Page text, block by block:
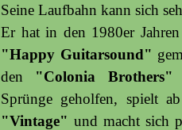
Seine Laufbahn kann sich
Er hat in den 1980er
"Happy Guitarsound"
den "Colonia Brothers"
Sprünge geholfen, spielt
"Vintage" und macht sich